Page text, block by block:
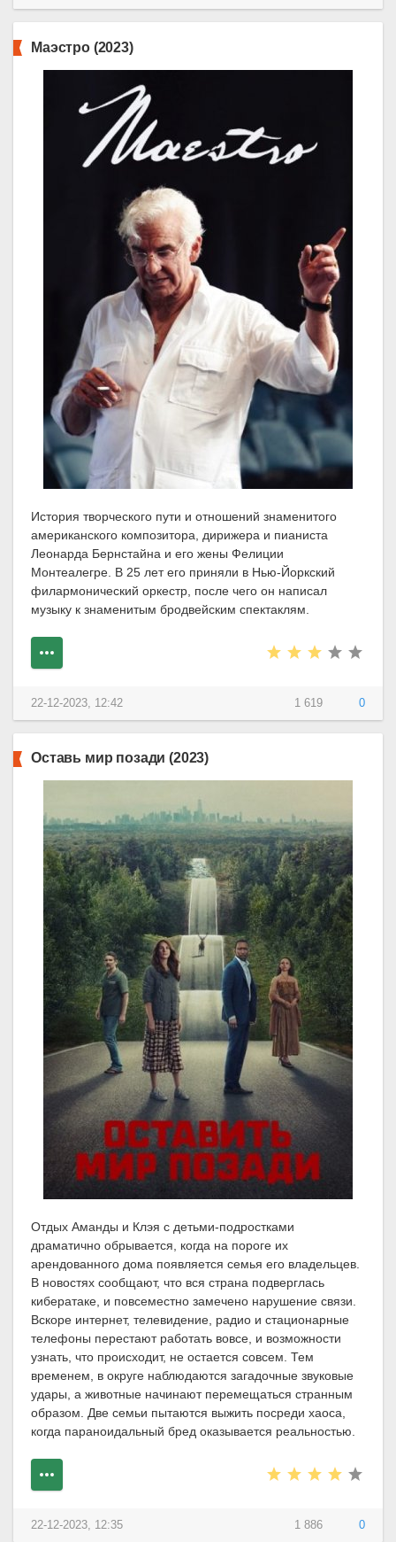
Маэстро (2023)
История творческого пути и отношений знаменитого
американского композитора, дирижера и пианиста
Леонарда Бернстайна и его жены Фелиции
Монтеалегре. В 25 лет его приняли в Нью-Йоркский
филармонический оркестр, после чего он написал
музыку к знаменитым бродвейским спектаклям.
1 619 0
22-12-2023, 12:42
Оставь мир позади (2023)
Отдых Аманды и Клэя с детьми-подростками
драматично обрывается, когда на пороге их
арендованного дома появляется семья его владельцев.
В новостях сообщают, что вся страна подверглась
кибератаке, и повсеместно замечено нарушение связи.
Вскоре интернет, телевидение, радио и стационарные
телефоны перестают работать вовсе, и возможности
узнать, что происходит, не остается совсем. Тем
временем, в округе наблюдаются загадочные звуковые
удары, а животные начинают перемещаться странным
образом. Две семьи пытаются выжить посреди хаоса,
когда параноидальный бред оказывается реальностью.
1 886 0
22-12-2023, 12:35